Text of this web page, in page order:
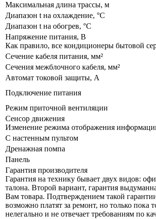
Максимальная длина трассы, м
Диапазон t на охлаждение, °С
Диапазон t на обогрев, °С
Напряжение питания, В
Как правило, все кондиционеры бытовой
Сечение кабеля питания, мм²
Сечения межблочного кабеля, мм²
Автомат токовой защиты, A
Подключение питания
Режим приточной вентиляции
Сенсор движения
Изменение режима отображения
С настенным пультом
Дренажная помпа
Панель
Гарантия производителя
Гарантия на технику бывает двух видов:
талона. Второй вариант, гарантия
Вам товара. Подтверждением такой
возможно платят за ремонт, но только
нелегально и не отвечает требованиям по